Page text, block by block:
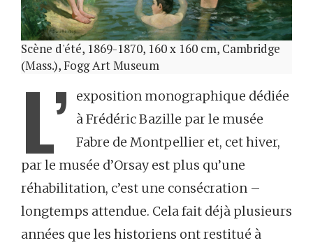
Scène d'été, 1869-1870, 160 x 160 cm, Cambridge
(Mass.), Fogg Art Museum
L’
exposition monographique dédiée
à Frédéric Bazille par le musée
Fabre de Montpellier et, cet hiver,
par le musée d’Orsay est plus qu’une
réhabilitation, c’est une consécration –
longtemps attendue. Cela fait déjà plusieurs
années que les historiens ont restitué à